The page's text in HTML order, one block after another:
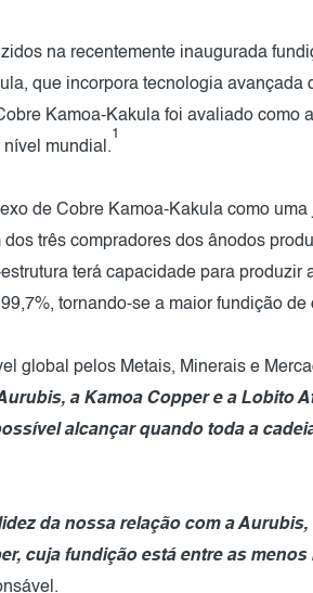
na recentemente inaugurada
que incorpora tecnologia avançada
Kamoa-Kakula foi avaliado como
nível mundial.
1
de Cobre Kamoa-Kakula como
três compradores dos ânodos
terá capacidade para produzir
tornando-se a maior fundição de
global pelos Metais, Minerais e
a Kamoa Copper e a Lobito
alcançar quando toda a
da nossa relação com a
cuja fundição está entre as